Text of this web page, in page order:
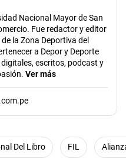
Nacional Mayor de San
Fue redactor y editor
la Zona Deportiva del
a Depor y Deporte
escritos, podcast y
Ver más
Del Libro FIL